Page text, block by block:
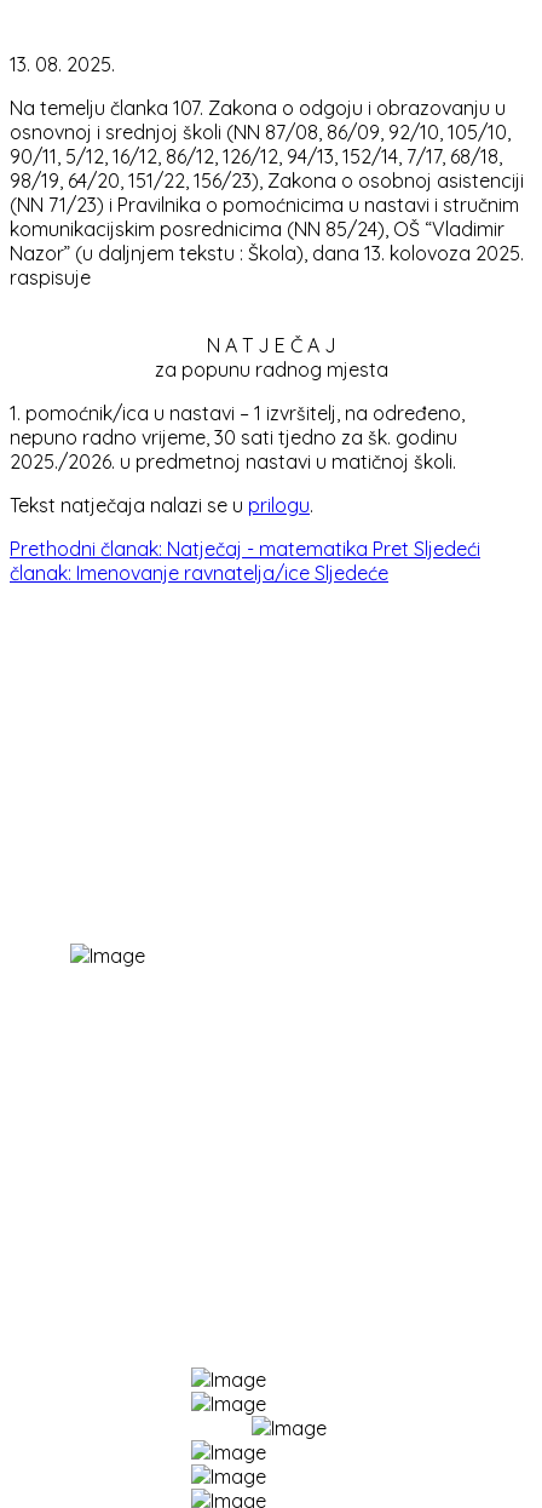
13. 08. 2025.
Na temelju članka 107. Zakona o odgoju i obrazovanju u
osnovnoj i srednjoj školi (NN 87/08, 86/09, 92/10, 105/10,
90/11, 5/12, 16/12, 86/12, 126/12, 94/13, 152/14, 7/17, 68/18,
98/19, 64/20, 151/22, 156/23), Zakona o osobnoj asistenciji
(NN 71/23) i Pravilnika o pomoćnicima u nastavi i stručnim
komunikacijskim posrednicima (NN 85/24), OŠ “Vladimir
Nazor” (u daljnjem tekstu : Škola), dana 13. kolovoza 2025.
raspisuje
N A T J E Č A J
za popunu radnog mjesta
1. pomoćnik/ica u nastavi – 1 izvršitelj, na određeno,
nepuno radno vrijeme, 30 sati tjedno za šk. godinu
2025./2026. u predmetnoj nastavi u matičnoj školi.
Tekst natječaja nalazi se u prilogu.
Prethodni članak: Natječaj - matematika Pret Sljedeći
članak: Imenovanje ravnatelja/ice Sljedeće